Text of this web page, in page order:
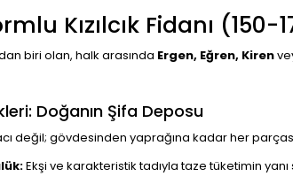
Kızılcık Fidanı (150-
biri olan, halk arasında Ergen, Eğren, Kiren
Doğanın Şifa Deposu
değil; gövdesinden yaprağına kadar her
Ekşi ve karakteristik tadıyla taze tüketimin